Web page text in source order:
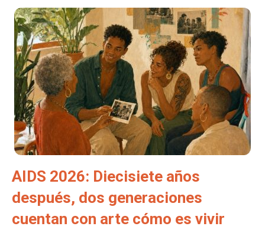
AIDS 2026: Diecisiete años
después, dos generaciones
cuentan con arte cómo es vivir